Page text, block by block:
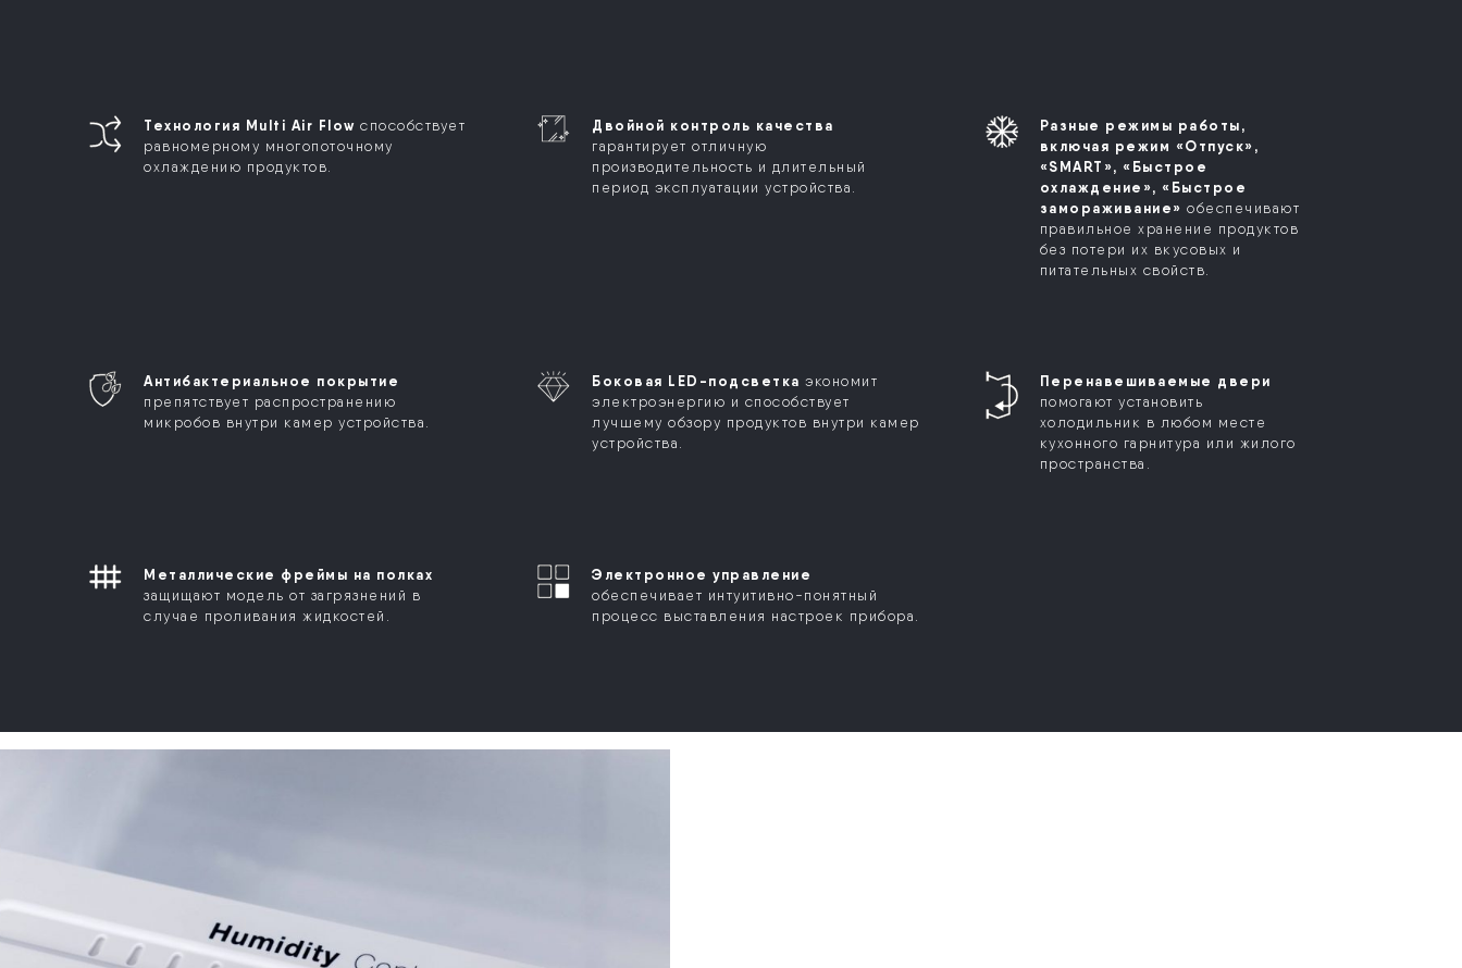
Технология Multi Air Flow способствует
равномерному многопоточному
охлаждению продуктов.
Двойной контроль качества
гарантирует отличную
производительность и длительный
период эксплуатации устройства.
Разные режимы работы,
включая режим «Отпуск»,
«SMART», «Быстрое
охлаждение», «Быстрое
замораживание» обеспечивают
правильное хранение продуктов
без потери их вкусовых и
питательных свойств.
Антибактериальное покрытие
препятствует распространению
микробов внутри камер устройства.
Боковая LED-подсветка экономит
электроэнергию и способствует
лучшему обзору продуктов внутри камер
устройства.
Перенавешиваемые двери
помогают установить
холодильник в любом месте
кухонного гарнитура или жилого
пространства.
Металлические фреймы на полках
защищают модель от загрязнений в
случае проливания жидкостей.
Электронное управление
обеспечивает интуитивно-понятный
процесс выставления настроек прибора.